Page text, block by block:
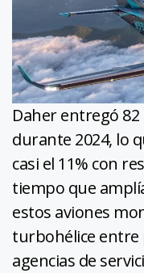
Daher entregó 82
durante 2024, lo
casi el 11% con
tiempo que
estos aviones
turbohélice entre
agencias de